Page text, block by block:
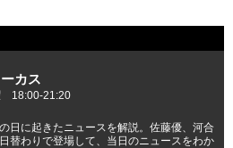
カス
18:00-21:20
日に起きたニュースを解説。佐藤優、河合
替わりで登場して、当日のニュースをわか